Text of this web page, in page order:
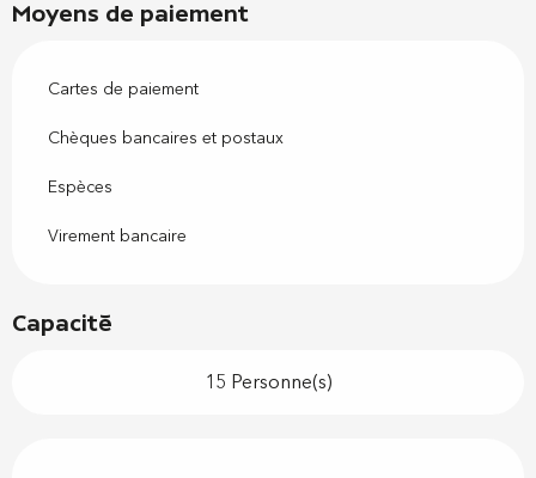
Moyens de paiement
Cartes de paiement
Chèques bancaires et postaux
Espèces
Virement bancaire
Capacité
15 Personne(s)